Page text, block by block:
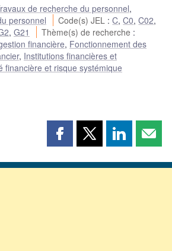
de recherche du personnel,
personnel
Code(s) JEL :C,C0,C02,
, G21 Thème(s) de recherche :
financière, Fonctionnement des
, Institutions financières et
financière et risque systémique
Partager
page
Partager
page
Partager
page page